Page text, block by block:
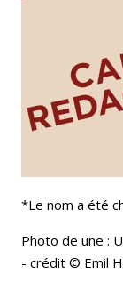
*Le nom a été
Photo de une :
- crédit © Emil